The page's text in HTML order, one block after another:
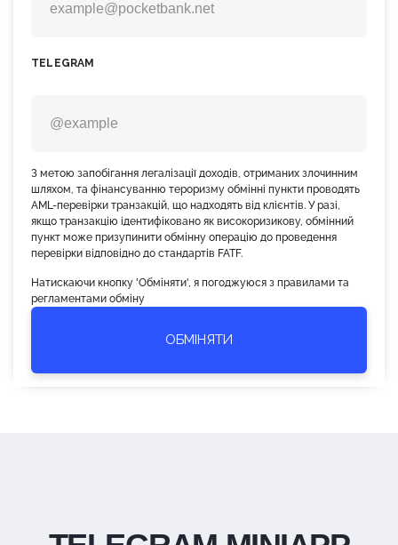
TELEGRAM
З метою запобігання легалізації доходів, отриманих злочинним
шляхом, та фінансуванню тероризму обмінні пункти проводять
AML-перевірки транзакцій, що надходять від клієнтів. У разі,
якщо транзакцію ідентифіковано як високоризикову, обмінний
пункт може призупинити обмінну операцію до проведення
перевірки відповідно до стандартів FATF.
Натискаючи кнопку 'Обміняти', я погоджуюся з правилами та
регламентами обміну
ОБМІНЯТИ